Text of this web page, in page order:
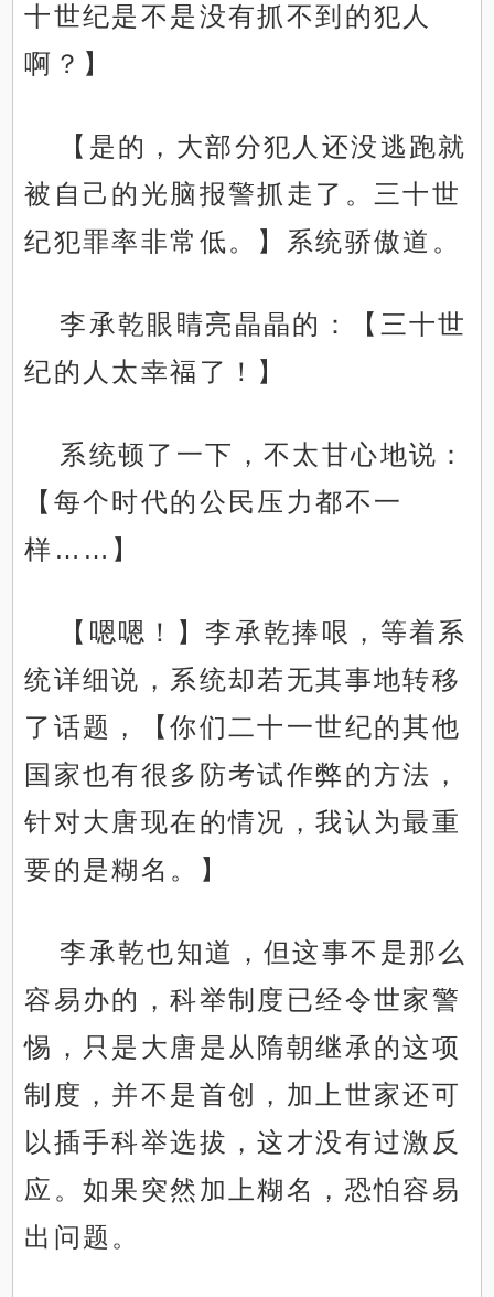
十世纪是不是没有抓不到的犯人
啊？】
【是的，大部分犯人还没逃跑就
被自己的光脑报警抓走了。三十世
纪犯罪率非常低。】系统骄傲道。
李承乾眼睛亮晶晶的：【三十世
纪的人太幸福了！】
系统顿了一下，不太甘心地说：
【每个时代的公民压力都不一
样……】
【嗯嗯！】李承乾捧哏，等着系
统详细说，系统却若无其事地转移
了话题，【你们二十一世纪的其他
国家也有很多防考试作弊的方法，
针对大唐现在的情况，我认为最重
要的是糊名。】
李承乾也知道，但这事不是那么
容易办的，科举制度已经令世家警
惕，只是大唐是从隋朝继承的这项
制度，并不是首创，加上世家还可
以插手科举选拔，这才没有过激反
应。如果突然加上糊名，恐怕容易
出问题。